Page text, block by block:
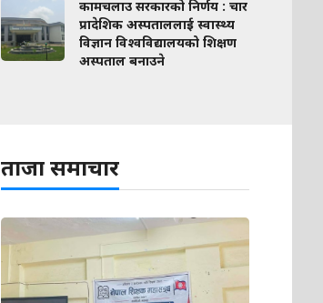
कामचलाउ सरकारको निर्णय : चार
प्रादेशिक अस्पताललाई स्वास्थ्य
विज्ञान विश्वविद्यालयको शिक्षण
अस्पताल बनाउने
ताजा समाचार